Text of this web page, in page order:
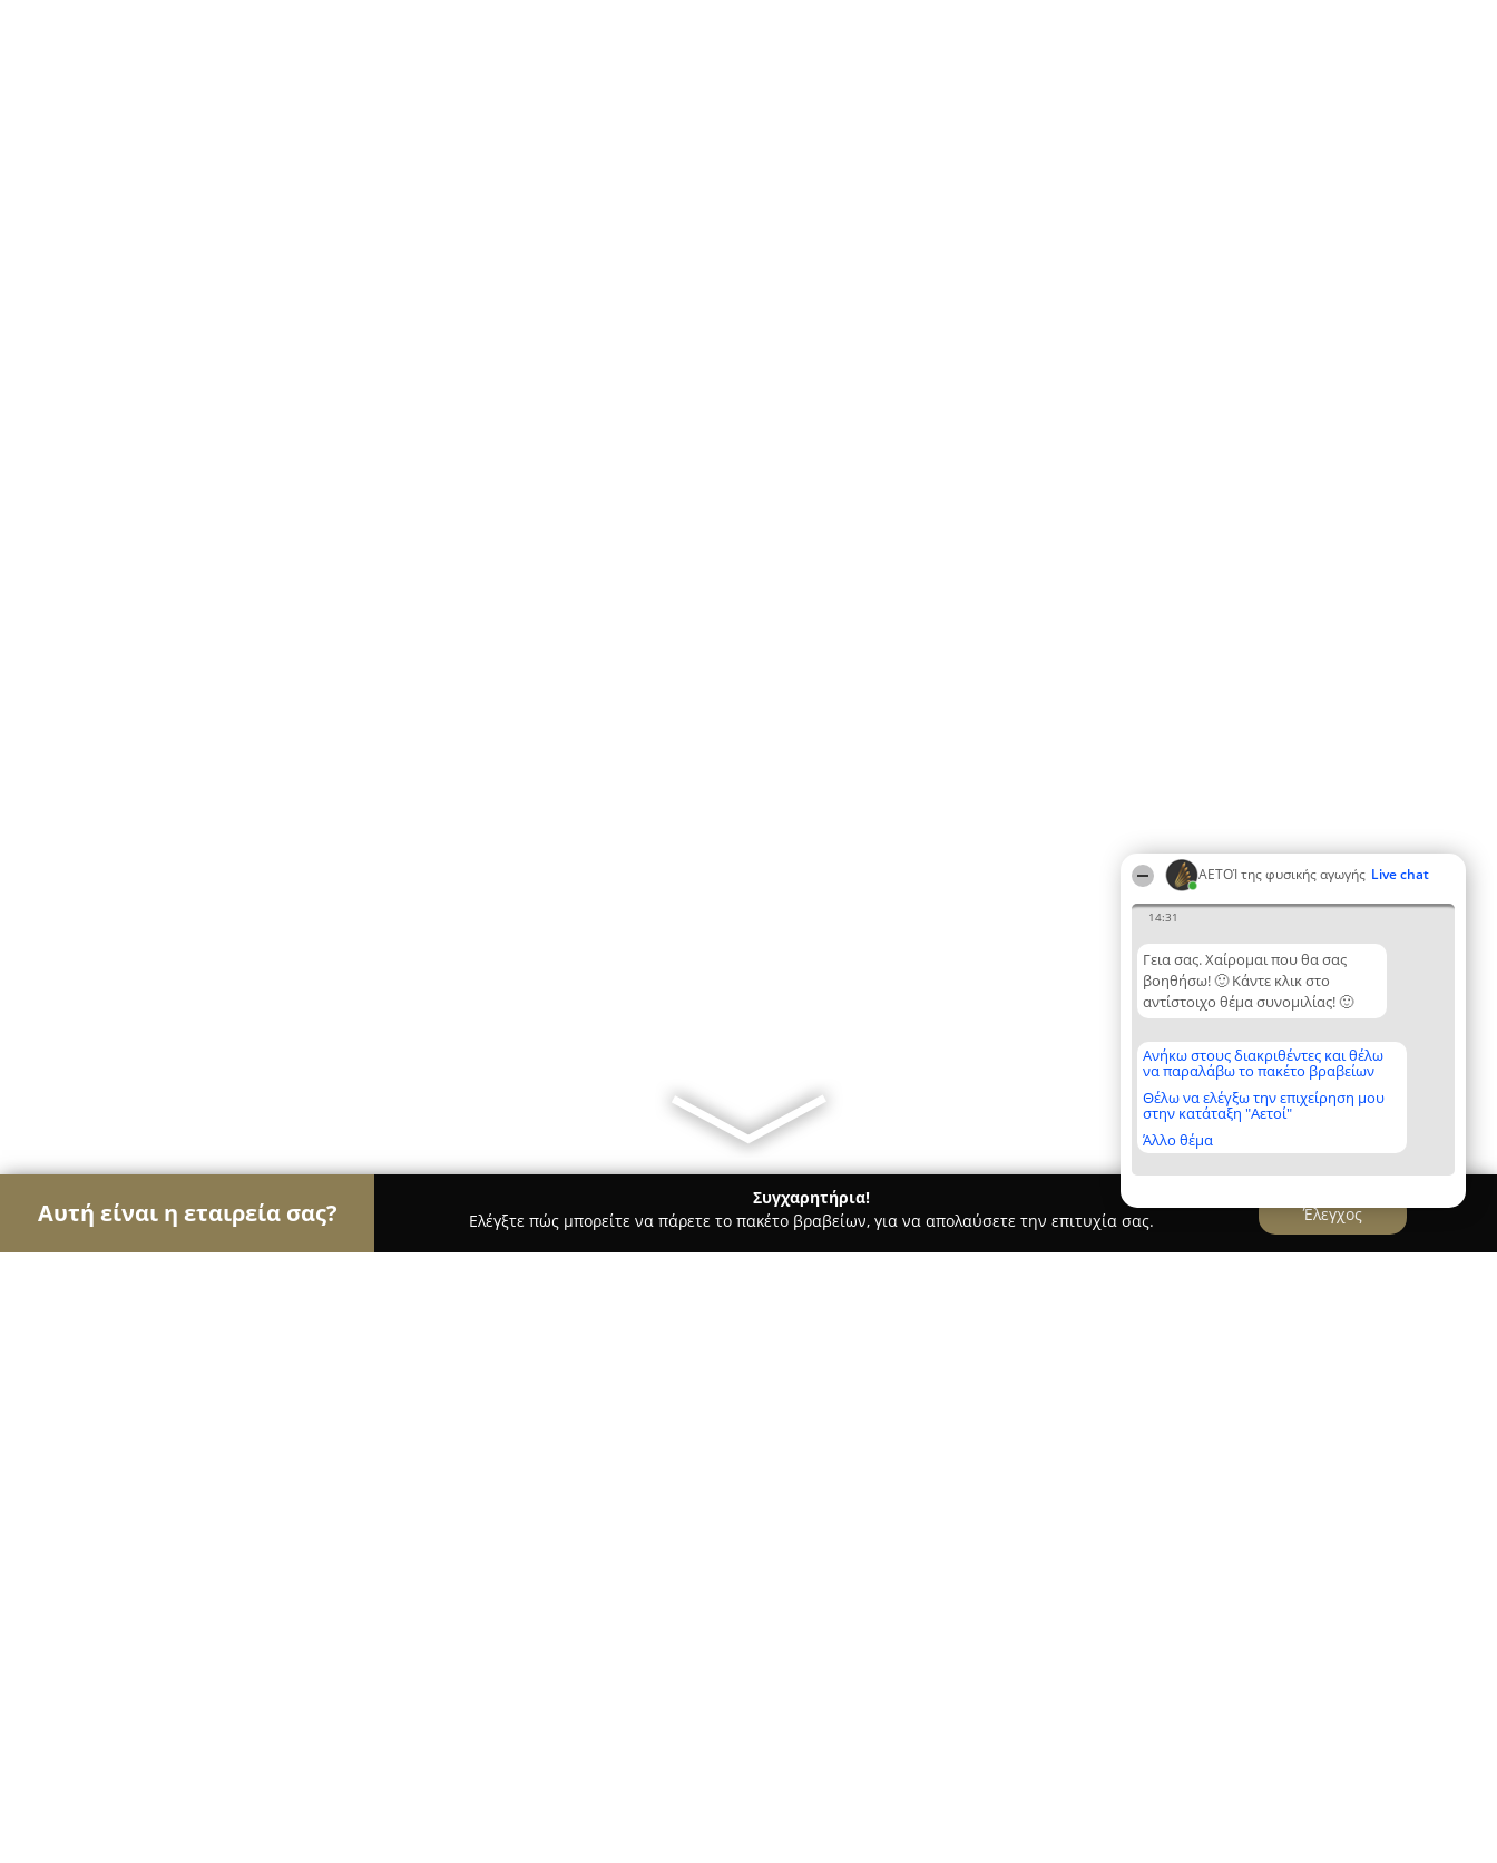
ΑΕΤΟΊ της φυσικής αγωγής Live chat
14:31
Γεια σας. Χαίρομαι που θα σας
βοηθήσω! 🙂 Κάντε κλικ στο
αντίστοιχο θέμα συνομιλίας! 🙂
Ανήκω στους διακριθέντες και θέλω
να παραλάβω το πακέτο βραβείων
Θέλω να ελέγξω την επιχείρηση μου
στην κατάταξη "Αετοί"
Άλλο θέμα
Αυτή είναι η εταιρεία σας?
Συγχαρητήρια!
Ελέγξτε πώς μπορείτε να πάρετε το πακέτο βραβείων, για να απολαύσετε την επιτυχία σας.
Έλεγχος